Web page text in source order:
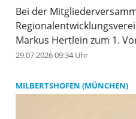
Bei der
Markus Hertlein zum 1.
29.07.2026 09:34 Uhr
MILBERTSHOFEN (MÜNCHEN)